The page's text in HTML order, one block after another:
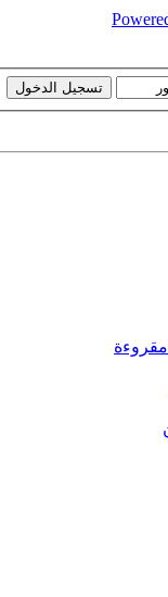
مقروءة